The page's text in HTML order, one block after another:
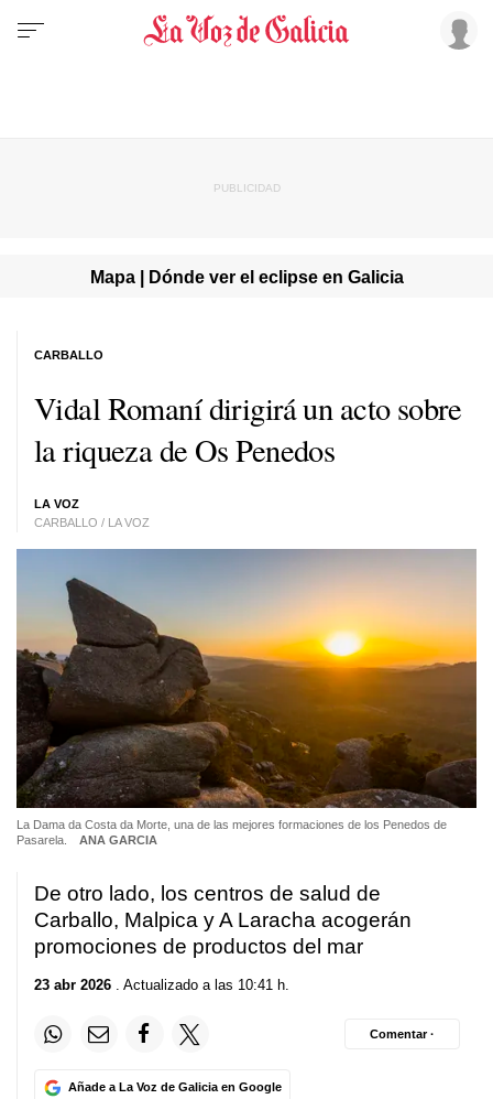
Mapa | Dónde ver el eclipse en Galicia
Vidal Romaní dirigirá un acto sobre
la riqueza de Os Penedos
LA VOZ
CARBALLO / LA VOZ
CARBALLO
La Dama da Costa da Morte, una de las mejores formaciones de los Penedos de
Pasarela.
ANA GARCIA
De otro lado, los centros de salud de
Carballo, Malpica y A Laracha acogerán
promociones de productos del mar
23 abr 2026 . Actualizado a las 10:41 h.
Añade a La Voz de Galicia en Google
Comentar ·